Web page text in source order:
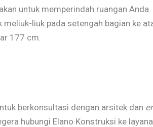
untuk memperindah ruangan Anda.
liuk pada setengah bagian ke
177 cm.
berkonsultasi dengan arsitek dan
hubungi Elano Konstruksi ke